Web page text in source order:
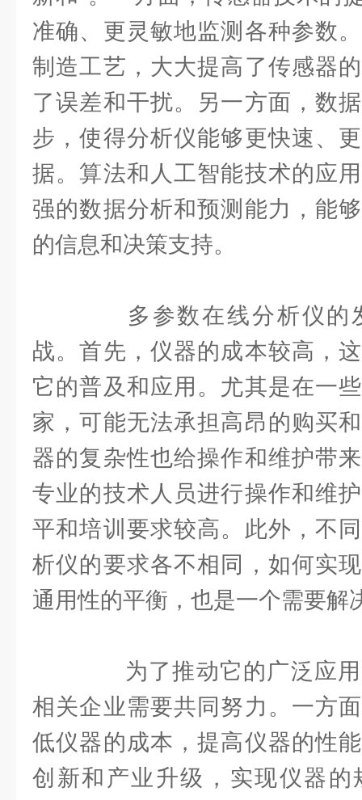
准确、更灵敏地监测各种参数
制造工艺，大大提高了传感器
了误差和干扰。另一方面，数
步，使得分析仪能够更快速、
据。算法和人工智能技术的应
强的数据分析和预测能力，能
的信息和决策支持。
多参数在线分析仪的
战。首先，仪器的成本较高，
它的普及和应用。尤其是在一
家，可能无法承担高昂的购买
器的复杂性也给操作和维护带
专业的技术人员进行操作和维
平和培训要求较高。此外，不
析仪的要求各不相同，如何实
通用性的平衡，也是一个需要解
为了推动它的广泛应用
相关企业需要共同努力。一方
低仪器的成本，提高仪器的性
创新和产业升级，实现仪器的